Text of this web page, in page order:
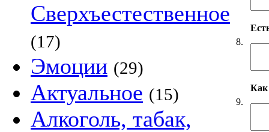
Сверхъестественное
(17)
Эмоции (29)
Актуальное (15)
Алкоголь, табак,
8.
9.
Как